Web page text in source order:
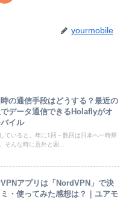
yourmobile
の通信手段はどうする？最近の
データ通信できるHolaflyがオ
イル
ていると、年に1回～数回は日本へ一時帰
そんな時に意外と困...
アプリは「NordVPN」で決
・使ってみた感想は？｜ユアモ